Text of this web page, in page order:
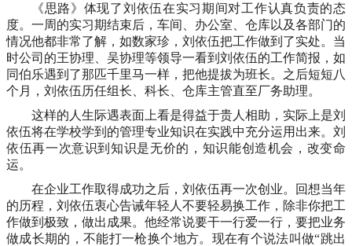
《思路》体现了刘依伍在实习期间对工作认真负责的态
度。一周的实习期结束后，车间、办公室、仓库以及各部门的
情况他都非常了解，如数家珍，刘依伍把工作做到了实处。当
时公司的王协理、吴协理等领导一看到刘依伍的工作简报，如
同伯乐遇到了那匹千里马一样，把他提拔为班长。之后短短八
个月，刘依伍历任组长、科长、仓库主管直至厂务助理。
这样的人生际遇表面上看是得益于贵人相助，实际上是刘
依伍将在学校学到的管理专业知识在实践中充分运用出来。刘
依伍再一次意识到知识是无价的，知识能创造机会，改变命
运。
在企业工作取得成功之后，刘依伍再一次创业。回想当年
的历程，刘依伍衷心告诫年轻人不要轻易换工作，除非你把工
作做到极致，做出成果。他经常说要干一行爱一行，要把业务
做成长期的，不能打一枪换个地方。现在有个说法叫做“跳出